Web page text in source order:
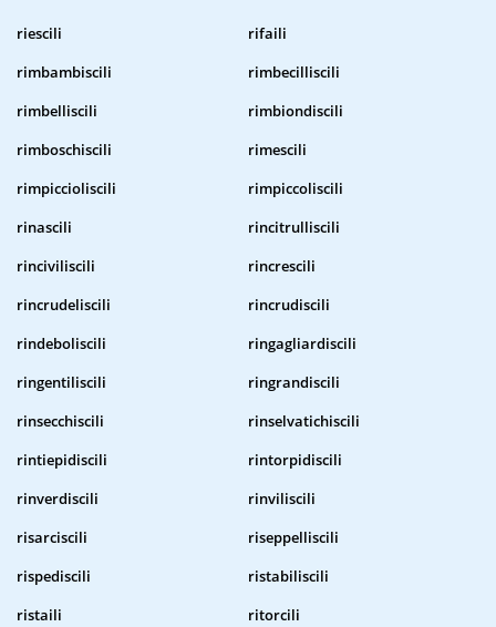
riescili
rifaili
rimbambiscili
rimbecilliscili
rimbelliscili
rimbiondiscili
rimboschiscili
rimescili
rimpiccioliscili
rimpiccoliscili
rinascili
rincitrulliscili
rinciviliscili
rincrescili
rincrudeliscili
rincrudiscili
rindeboliscili
ringagliardiscili
ringentiliscili
ringrandiscili
rinsecchiscili
rinselvatichiscili
rintiepidiscili
rintorpidiscili
rinverdiscili
rinviliscili
risarciscili
riseppelliscili
rispediscili
ristabiliscili
ristaili
ritorcili